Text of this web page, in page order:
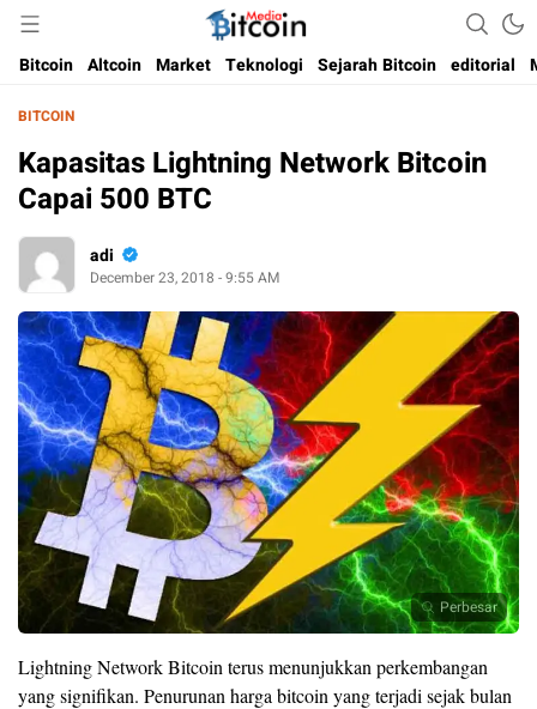
Bitcoin Media Indonesia
Media Bitcoin dan Cryptocurrency, dan Blockchain di Indonesia
Bitcoin Altcoin Market Teknologi Sejarah Bitcoin editorial
BITCOIN
Kapasitas Lightning Network Bitcoin
Capai 500 BTC
adi
December 23, 2018 - 9:55 AM
Perbesar
Lightning Network Bitcoin terus menunjukkan perkembangan
yang signifikan. Penurunan harga bitcoin yang terjadi sejak bulan